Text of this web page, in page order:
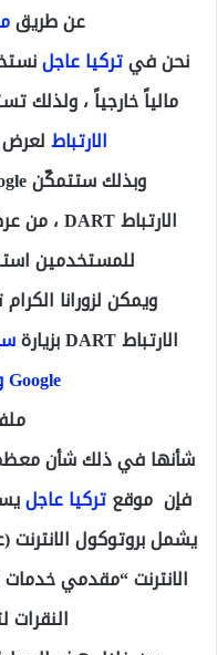
عن طريق
نحن فيتركيا عاجل
مالياً خارجياً ،
الارتباطلعرض
الارتباطDART، من
للمستخدمين
ويمكن لزورانا
الارتباطDARTبزيارة
Google وشبكة المحتوى
شأنها في ذلك شأن معظم
فإن موقعتركيا عاجل
يشمل بروتوكول
الانترنت “مقدمي خدمات
النقرات